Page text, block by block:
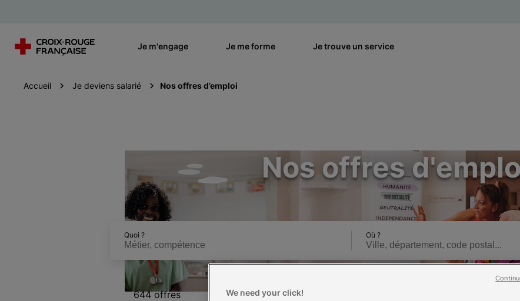
Je m'engage Je me forme Je trouve un service
Accueil Je deviens salarié Nos offres d’emploi
Nos offres
Quoi ? Où ?
644 offres We need your click!